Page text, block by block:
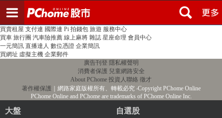
PChome首頁 線上購物 24h購物 書店
買賣租屋 支付連 國際連 Pi 拍錢包 旅遊 服務中心
買車 旅行團 汽車險推薦 線上麻將 雜誌 星座命理 會員中心
一元簡訊 直播達人 數位憑證 企業簡訊
買網址 虛擬主機 企業郵件
廣告刊登 隱私權聲明
消費者保護 兒童網路安全
About PChome 投資人聯絡 徵才
著作權保護 ｜網路家庭版權所有、轉載必究‧Copyright PChome Online
PChome Online and PChome are trademarks of PChome Online Inc.
大盤 自選股